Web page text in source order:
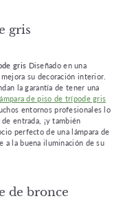
gris
gris Diseñado en una
su decoración interior.
la garantía de tener una
de piso de trípode gris
entornos profesionales lo
entrada, ¡y también
perfecto de una lámpara de
a la buena iluminación de su
de bronce